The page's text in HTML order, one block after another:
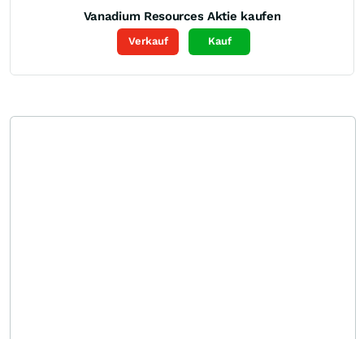
Vanadium Resources Aktie kaufen
Verkauf Kauf